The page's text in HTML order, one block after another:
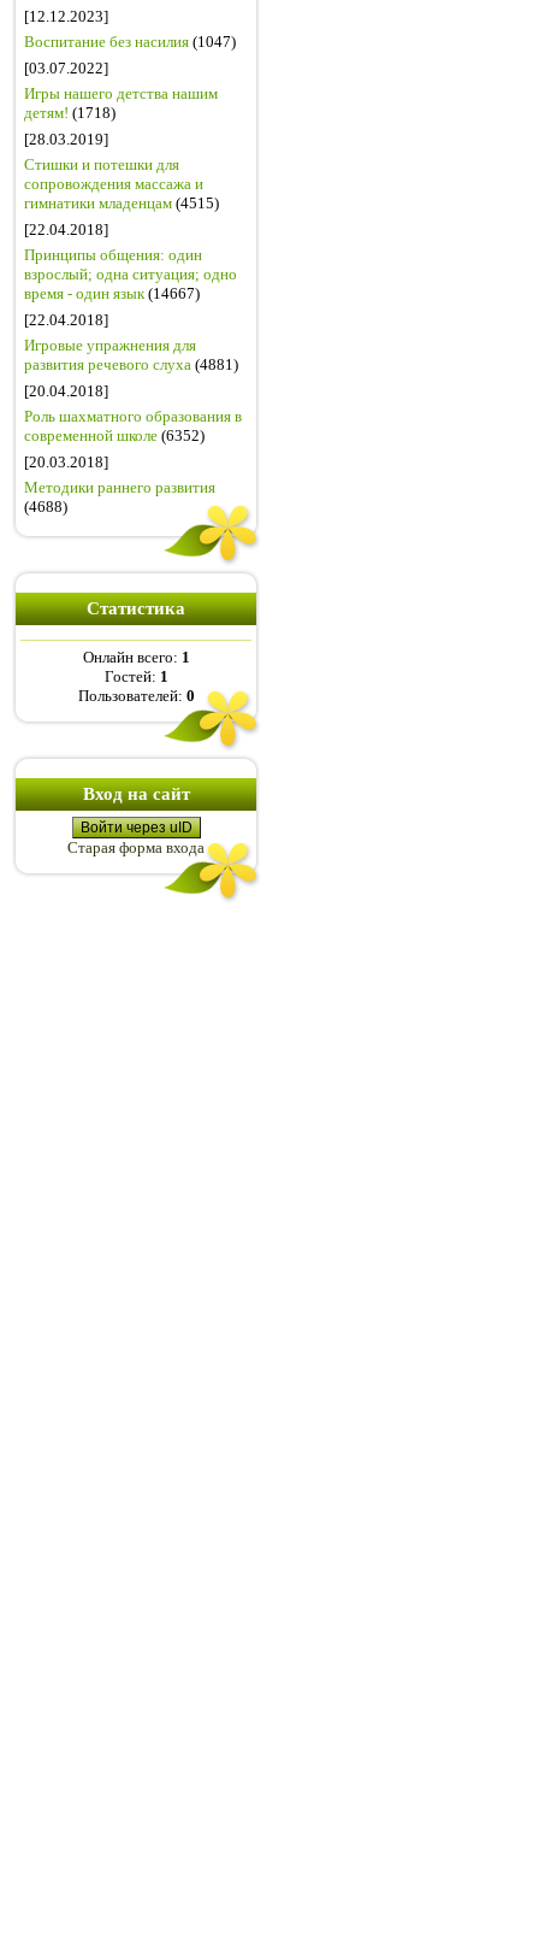
[12.12.2023]
Воспитание без насилия (1047)
[03.07.2022]
Игры нашего детства нашим
детям! (1718)
[28.03.2019]
Стишки и потешки для
сопровождения массажа и
гимнатики младенцам (4515)
[22.04.2018]
Принципы общения: один
взрослый; одна ситуация; одно
время - один язык(14667)
[22.04.2018]
Игровые упражнения для
развития речевого слуха (4881)
[20.04.2018]
Роль шахматного образования в
современной школе (6352)
[20.03.2018]
Методики раннего развития
(4688)
Статистика
Онлайн всего: 1
Гостей: 1
Пользователей: 0
Вход на сайт
Войти через uID
Старая форма входа